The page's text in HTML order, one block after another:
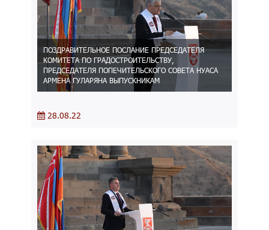
ПОЗДРАВИТЕЛЬНОЕ ПОСЛАНИЕ ПРЕДСЕДАТЕЛЯ
КОМИТЕТА ПО ГРАДОСТРОИТЕЛЬСТВУ,
ПРЕДСЕДАТЕЛЯ ПОПЕЧИТЕЛЬСКОГО СОВЕТА НУАСА
АРМЕНА ГУЛАРЯНА ВЫПУСКНИКАМ
28.08.22